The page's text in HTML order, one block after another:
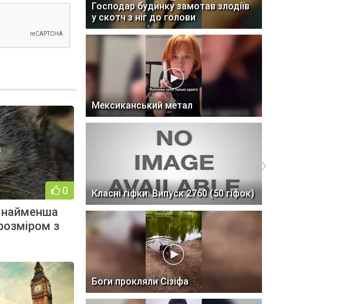
0
найменша
з
Господар будинку замотав злодіїв
у скотч з ніг до голови
Мексиканський метал
Класні гіфки. Випуск 2760 (50 гіфок)
Боги прокляли Сізіфа